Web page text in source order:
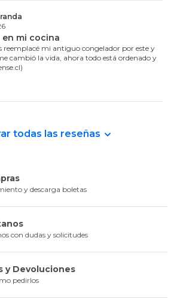
mi cocina
reemplacé mi antiguo congelador por este y
cambió la vida, ahora todo está ordenado y
todas las reseñas
y descarga boletas
con dudas y solicitudes
y Devoluciones
pedirlos